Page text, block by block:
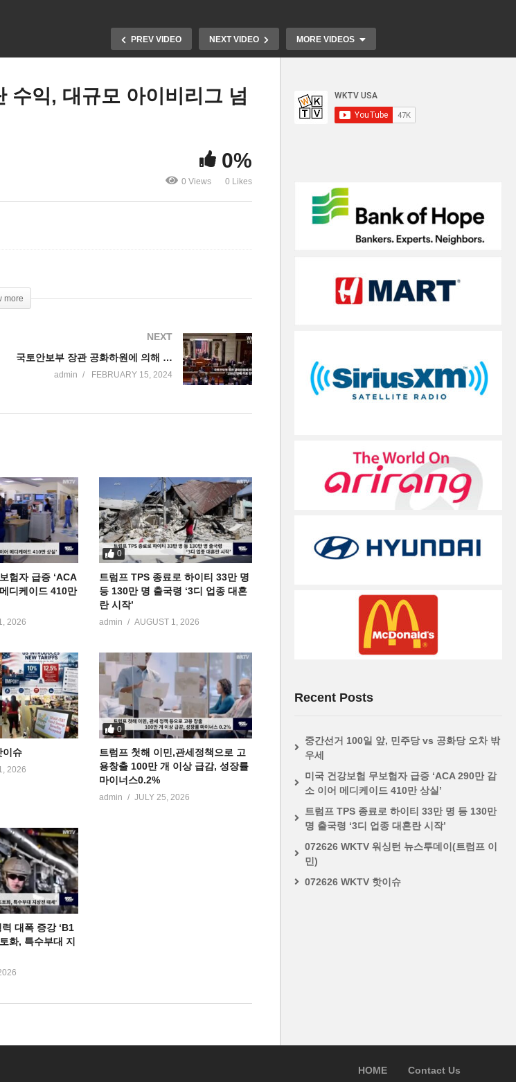
PREV VIDEO NEXT VIDEO MORE VIDEOS
수익, 대규모 아이비리그 넘
0%
0 Views 0 Likes
more
NEXT
국토안보부 장관 공화하원에 의해 탄핵 ‘150년 만에 각료 탄핵소추’
admin FEBRUARY 15, 2024
험자 급증 ‘ACA
디케이드 410만
2026
0
트럼프 TPS 종료로 하이티 33만 명
등 130만 명 출국령 ‘3디 업종 대혼
란 시작’
admin AUGUST 1, 2026
이슈
2026
0
트럼프 첫해 이민,관세정책으로 고
용창출 100만 개 이상 급감, 성장률
마이너스0.2%
admin JULY 25, 2026
대폭 증강 ‘B1
화, 특수부대 지
Recent Posts
중간선거 100일 앞, 민주당 vs 공화당 오차 밖
우세
미국 건강보험 무보험자 급증 ‘ACA 290만 감
소 이어 메디케이드 410만 상실’
트럼프 TPS 종료로 하이티 33만 명 등 130만
명 출국령 ‘3디 업종 대혼란 시작’
072626 WKTV 워싱턴 뉴스투데이(트럼프 이
민)
072626 WKTV 핫이슈
HOME Contact Us